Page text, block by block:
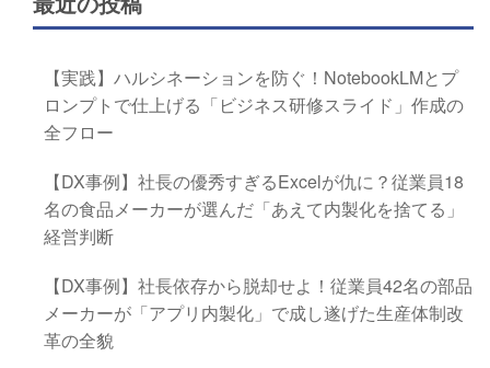
【実践】ハルシネーションを防ぐ！NotebookLMとプ
ロンプトで仕上げる「ビジネス研修スライド」作成の
全フロー
【DX事例】社長の優秀すぎるExcelが仇に？従業員18
名の食品メーカーが選んだ「あえて内製化を捨てる」
経営判断
【DX事例】社長依存から脱却せよ！従業員42名の部品
メーカーが「アプリ内製化」で成し遂げた生産体制改
革の全貌